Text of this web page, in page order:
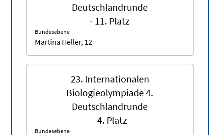
Deutschlandrunde
- 11. Platz
Bundesebene
Martina Heller, 12
23. Internationalen
Biologieolympiade 4.
Deutschlandrunde
- 4. Platz
Bundesebene